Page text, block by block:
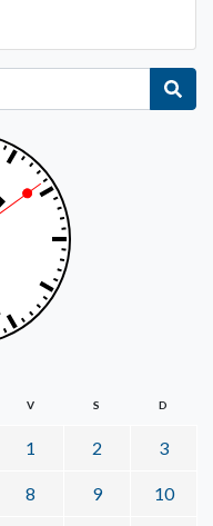
V S D
1 2 3
8 9 10